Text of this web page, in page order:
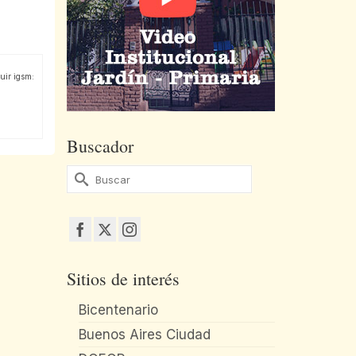
igsm:
Buscador
Buscar
por:
Sitios de interés
Bicentenario
Buenos Aires Ciudad